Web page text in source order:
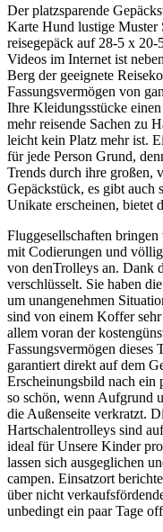
Der platzsparende
Karte Hund lustige Muster
reisegepäck auf 28-5 x
Videos im Internet ist
Berg der geeignete
Fassungsvermögen von
Ihre Kleidungsstücke
mehr reisende Sachen zu
leicht kein Platz mehr ist.
für jede Person Grund,
Trends durch ihre großen,
Gepäckstück, es gibt auch
Unikate erscheinen, bietet
Fluggesellschaften
mit Codierungen und
von denTrolleys an. Dank
verschlüsselt. Sie haben
um unangenehmen
sind von einem Koffer
allem voran der
Fassungsvermögen
garantiert direkt auf dem
Erscheinungsbild nach ein
so schön, wenn Aufgrund
die Außenseite verkratzt.
Hartschalentrolleys sind
ideal für Unsere Kinder
lassen sich ausgeglichen
campen. Einsatzort
über nicht
unbedingt ein paar Tage